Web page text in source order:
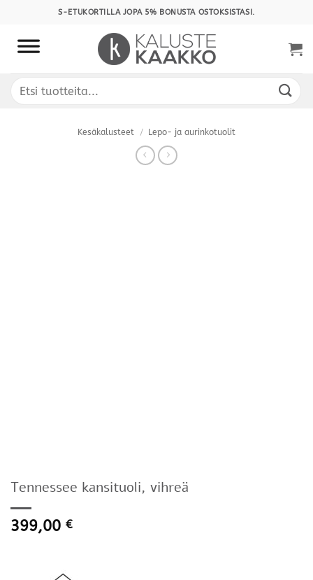
content
S-ETUKORTILLA JOPA 5% BONUSTA OSTOKSISTASI.
Etsi:
Kesäkalusteet / Lepo- ja aurinkotuolit
Tennessee kansituoli, vihreä
399,00 €